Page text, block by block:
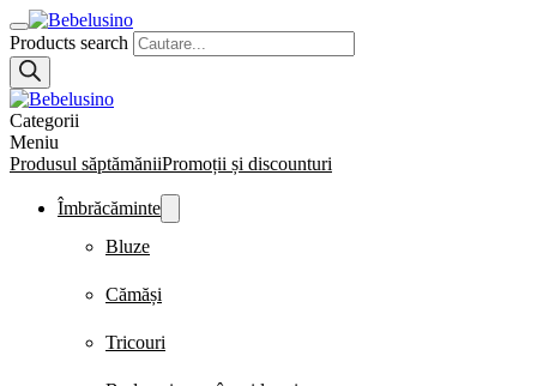
Products search
Categorii
Meniu
Produsul săptămăniiPromoții și discounturi
Îmbrăcăminte
Bluze
Cămăși
Tricouri